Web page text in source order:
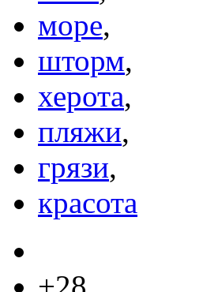
море,
шторм,
херота,
пляжи,
грязи,
красота